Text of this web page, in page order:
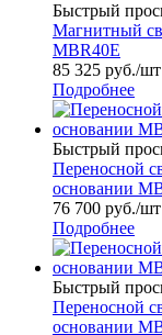
Быстрый
Магнитный
МВR40Е
85 325 руб./шт
Подробнее
Быстрый
Переносной
основании
76 700 руб./шт
Подробнее
Быстрый
Переносной
основании